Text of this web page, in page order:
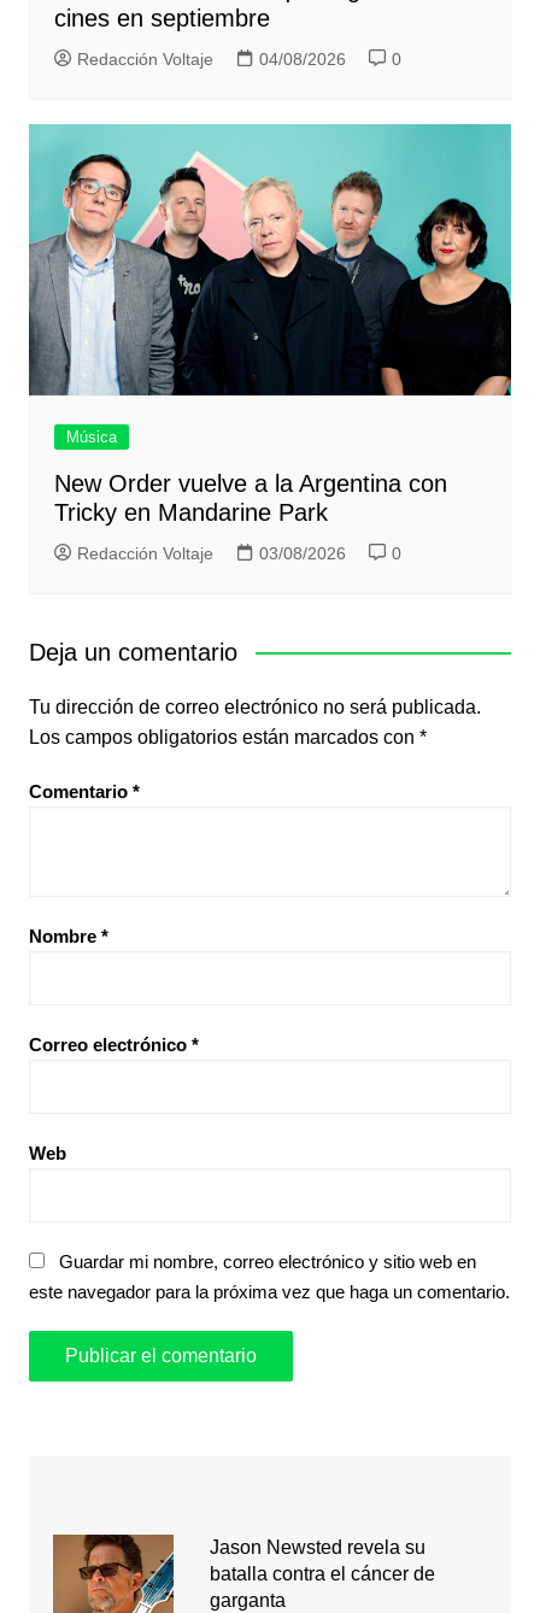
cines en septiembre
Redacción Voltaje 04/08/2026 0
Música
New Order vuelve a la Argentina con
Tricky en Mandarine Park
Redacción Voltaje 03/08/2026 0
Deja un comentario
Tu dirección de correo electrónico no será publicada.
Los campos obligatorios están marcados con *
Comentario *
Nombre *
Correo electrónico *
Web
Guardar mi nombre, correo electrónico y sitio web en
este navegador para la próxima vez que haga un comentario.
Jason Newsted revela su
batalla contra el cáncer de
garganta